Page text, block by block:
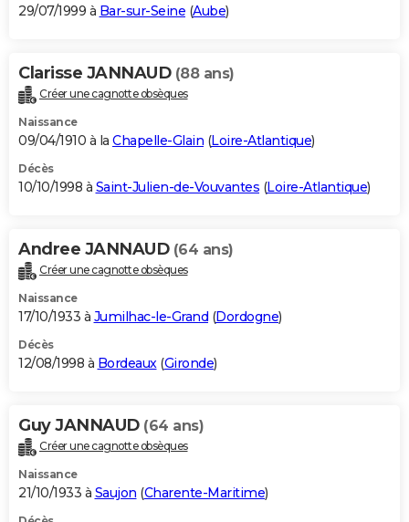
29/07/1999 à Bar-sur-Seine (Aube)
Clarisse JANNAUD (88 ans)
Créer une cagnotte obsèques
Naissance
09/04/1910 à la Chapelle-Glain (Loire-Atlantique)
Décès
10/10/1998 à Saint-Julien-de-Vouvantes (Loire-Atlantique)
Andree JANNAUD (64 ans)
Créer une cagnotte obsèques
Naissance
17/10/1933 à Jumilhac-le-Grand (Dordogne)
Décès
12/08/1998 à Bordeaux(Gironde)
Guy JANNAUD (64 ans)
Créer une cagnotte obsèques
Naissance
21/10/1933 à Saujon (Charente-Maritime)